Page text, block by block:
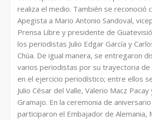
realiza el medio. También se reconoció
Apegista a Mario Antonio Sandoval,
Prensa Libre y presidente de
los periodistas Julio Edgar García y
Chúa. De igual manera, se entregaron
varios periodistas por su trayectoria de
en el ejercicio periodístico; entre ellos
Julio César del Valle, Valerio Macz Pacay
Gramajo. En la ceremonia de
participaron el Embajador de Alemania,